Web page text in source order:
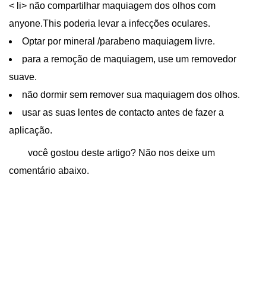
< li> não compartilhar maquiagem dos olhos com
anyone.This poderia levar a infecções oculares.
Optar por mineral /parabeno maquiagem livre.
para a remoção de maquiagem, use um removedor
suave.
não dormir sem remover sua maquiagem dos olhos.
usar as suas lentes de contacto antes de fazer a
aplicação.
você gostou deste artigo? Não nos deixe um
comentário abaixo.